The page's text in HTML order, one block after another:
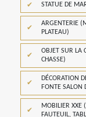
STATUE DE
ARGENTERIE
PLATEAU)
OBJET SUR LA
CHASSE)
DÉCORATION
FONTE SALON
MOBILIER XXE
FAUTEUIL,